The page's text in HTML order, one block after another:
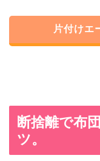
片付けエ
断捨離で布
ツ。